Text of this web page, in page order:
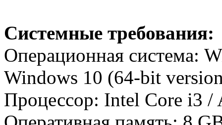
Системные требования:
Операционная система:
Windows 10 (64-bit
Процессор: Intel Core i3 /